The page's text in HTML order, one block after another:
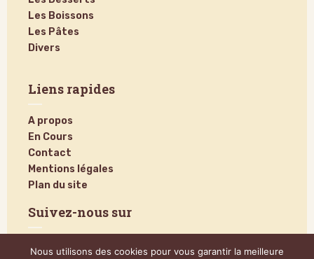
Les Boissons
Les Pâtes
Divers
Liens rapides
A propos
En Cours
Contact
Mentions légales
Plan du site
Suivez-nous sur
Nous utilisons des cookies pour vous garantir la meilleure